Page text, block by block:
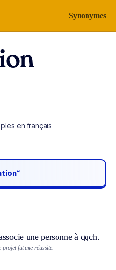
Synonymes
en français
une personne à qqch.
projet fut une réussite.